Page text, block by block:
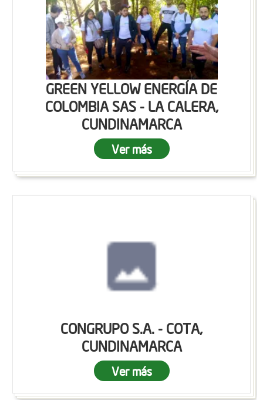
GREEN YELLOW ENERGÍA DE
COLOMBIA SAS - LA CALERA,
CUNDINAMARCA
Ver más
CONGRUPO S.A. - COTA,
CUNDINAMARCA
Ver más